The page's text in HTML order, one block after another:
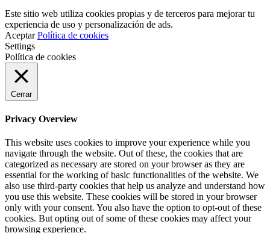
Este sitio web utiliza cookies propias y de terceros para mejorar tu
experiencia de uso y personalización de ads.
Aceptar Política de cookies
Settings
Política de cookies
Cerrar
Privacy Overview
This website uses cookies to improve your experience while you
navigate through the website. Out of these, the cookies that are
categorized as necessary are stored on your browser as they are
essential for the working of basic functionalities of the website. We
also use third-party cookies that help us analyze and understand how
you use this website. These cookies will be stored in your browser
only with your consent. You also have the option to opt-out of these
cookies. But opting out of some of these cookies may affect your
browsing experience.